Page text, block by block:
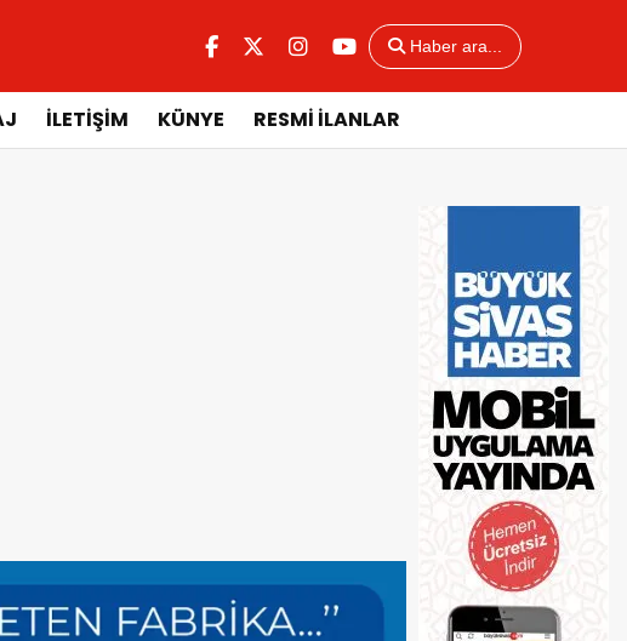
Haber ara...
İLETİŞİM KÜNYE RESMİ İLANLAR